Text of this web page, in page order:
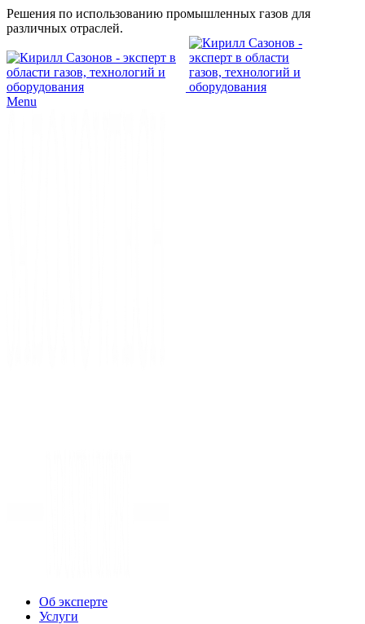
Решения по использованию промышленных газов для
различных отраслей.
Menu
Об эксперте
Услуги